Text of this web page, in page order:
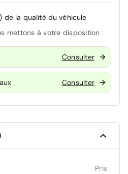
de la qualité du véhicule
mettons à votre disposition :
Consulter
Consulter
Prix